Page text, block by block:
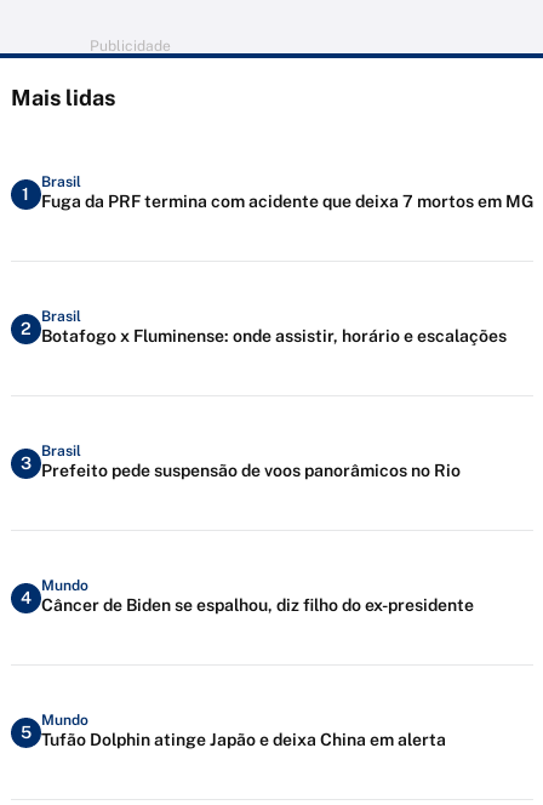
Publicidade
Mais lidas
1
Brasil
Fuga da PRF termina com acidente que deixa 7 mortos em MG
2
Brasil
Botafogo x Fluminense: onde assistir, horário e escalações
3
Brasil
Prefeito pede suspensão de voos panorâmicos no Rio
4
Mundo
Câncer de Biden se espalhou, diz filho do ex-presidente
5
Mundo
Tufão Dolphin atinge Japão e deixa China em alerta